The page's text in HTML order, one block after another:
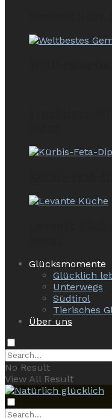
Glücksmomente
Glücklich
Unterwegs
Südtirol
Tierisches
Über uns
No Result
View All Result